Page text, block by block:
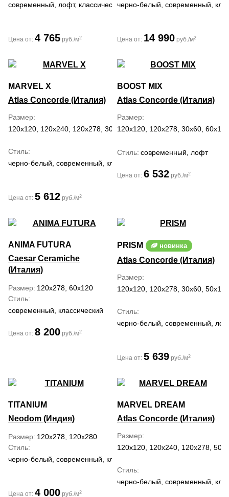
современный, лофт, классический, средиземноморский
Цена от: 4 765 руб./м2
черно-белый, современный,
Цена от: 14 990 руб./м2
MARVEL X
Atlas Concorde (Италия)
Размер
120x120, 120x240, 120x278, 30x60, 60x120, 60x60, 75x150, 75x75
Стиль
черно-белый, современный, классический, средиземноморский
Цена от: 5 612 руб./м2
BOOST MIX
Atlas Concorde (Италия)
Размер
120x120, 120x278, 30x60,
Стиль современный, лофт
Цена от: 6 532 руб./м2
ANIMA FUTURA
Caesar Ceramiche
(Италия)
Размер 120x278, 60x120
Стиль
современный, классический
Цена от: 8 200 руб./м2
PRISM новинка
Atlas Concorde (Италия)
Размер
120x120, 120x278, 30x60,
Стиль
черно-белый, современный,
Цена от: 5 639 руб./м2
TITANIUM
Neodom (Индия)
Размер 120x278, 120x280
Стиль
черно-белый, современный, классический
Цена от: 4 000 руб./м2
MARVEL DREAM
Atlas Concorde (Италия)
Размер
120x120, 120x240, 120x278,
Стиль
черно-белый, современный,